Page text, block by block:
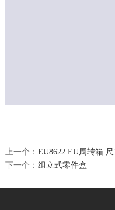
上一个： EU8622 EU周转箱
下一个： 组立式零件盒